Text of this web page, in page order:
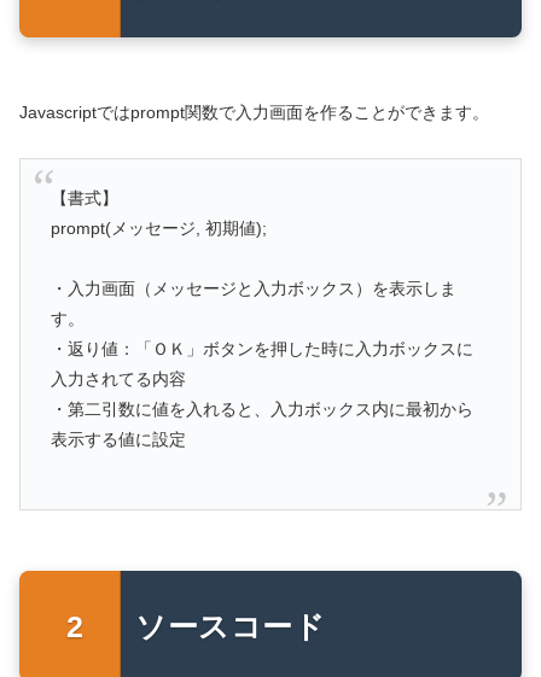
Javascriptではprompt関数で入力画面を作ることができます。
【書式】
prompt(メッセージ, 初期値);
・入力画面（メッセージと入力ボックス）を表示しま
す。
・返り値：「ＯＫ」ボタンを押した時に入力ボックスに
入力されてる内容
・第二引数に値を入れると、入力ボックス内に最初から
表示する値に設定
ソースコード